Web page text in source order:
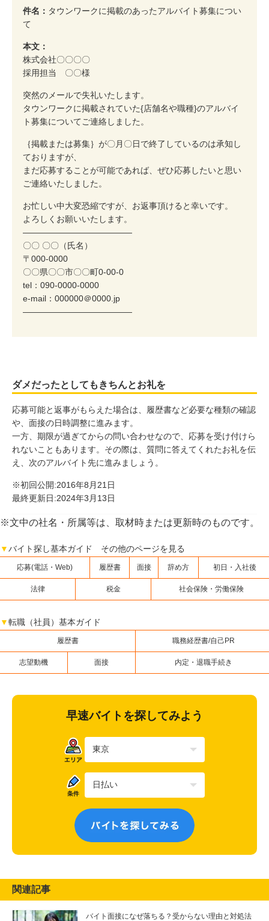
件名： タウンワークに掲載のあったアルバイト募集につい
て
本文：
株式会社〇〇〇〇
採用担当 〇〇様
突然のメールで失礼いたします。
タウンワークに掲載されていた{店舗名や職種}のアルバイ
ト募集についてご連絡しました。
｛掲載または募集｝が〇月〇日で終了しているのは承知し
ておりますが、
まだ応募することが可能であれば、ぜひ応募したいと思い
ご連絡いたしました。
お忙しい中大変恐縮ですが、お返事頂けると幸いです。
よろしくお願いいたします。
―――――――――――――
〇〇 〇〇（氏名）
〒000-0000
〇〇県〇〇市〇〇町0-00-0
tel：090-0000-0000
e-mail：000000＠0000.jp
―――――――――――――
ダメだったとしてもきちんとお礼を
応募可能と返事がもらえた場合は、履歴書など必要な種類の確認
や、面接の日時調整に進みます。
一方、期限が過ぎてからの問い合わせなので、応募を受け付けら
れないこともあります。その際は、質問に答えてくれたお礼を伝
え、次のアルバイト先に進みましょう。
※初回公開:2016年8月21日
最終更新日:2024年3月13日
※文中の社名・所属等は、取材時または更新時のものです。
▼バイト探し基本ガイド その他のページを見る
応募(電話・Web) 履歴書 面接 辞め方 初日・入社後
法律 税金 社会保険・労働保険
▼転職（社員）基本ガイド
履歴書 職務経歴書/自己PR
志望動機 面接 内定・退職手続き
早速バイトを探してみよう
関連記事
バイト面接になぜ落ちる？受からない理由と対処法